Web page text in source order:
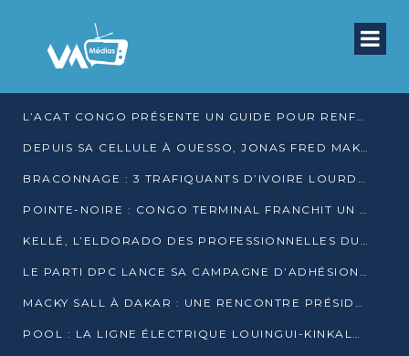
L’ACAT CONGO PRÉSENTE UN GUIDE POUR RENFORCER LES GARANTIES JUDICIAIRES EN GARDE À VUE
DEPUIS SA CELLULE À OUESSO, JONAS FRED MAKITA DÉNONCE CE QU’IL QUALIFIE DE DÉNI DE JUSTICE
BRACONNAGE : 3 TRAFIQUANTS D’IVOIRE LOURDEMENT CONDAMNÉS À DJAMBALA
POINTE-NOIRE : CONGO TERMINAL FRANCHIT UN CAP HISTORIQUE AVEC 99 MOUVEMENTS/HEURE
KELLÉ, L’ELDORADO DES PROFESSIONNELLES DU SEXE
LE PARTI DPC LANCE SA CAMPAGNE D’ADHÉSIONS ET VEUT STRUCTURER SA PRÉSENCE DANS LES 15 DÉPARTEMENTS
MACKY SALL À DAKAR : UNE RENCONTRE PRÉSIDENTIELLE QUI DIVISE L’OPINION SÉNÉGALAISE
POOL : LA LIGNE ÉLECTRIQUE LOUINGUI-KINKALA-BOKO MISE EN SERVICE